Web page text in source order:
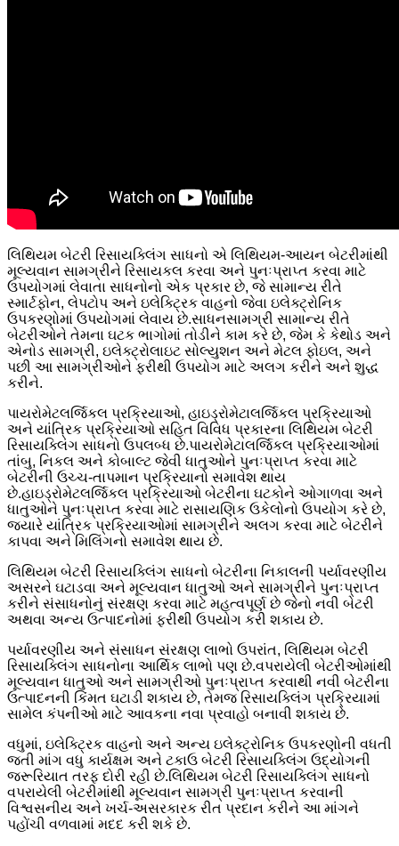
લિથિયમ બેટરી રિસાયક્લિંગ સાધનો એ લિથિયમ-આયન બેટરીમાંથી
મૂલ્યવાન સામગ્રીને રિસાયકલ કરવા અને પુનઃપ્રાપ્ત કરવા માટે
ઉપયોગમાં લેવાતા સાધનોનો એક પ્રકાર છે, જે સામાન્ય રીતે
સ્માર્ટફોન, લેપટોપ અને ઇલેક્ટ્રિક વાહનો જેવા ઇલેક્ટ્રોનિક
ઉપકરણોમાં ઉપયોગમાં લેવાય છે.સાધનસામગ્રી સામાન્ય રીતે
બેટરીઓને તેમના ઘટક ભાગોમાં તોડીને કામ કરે છે, જેમ કે કેથોડ અને
એનોડ સામગ્રી, ઇલેક્ટ્રોલાઇટ સોલ્યુશન અને મેટલ ફોઇલ, અને
પછી આ સામગ્રીઓને ફરીથી ઉપયોગ માટે અલગ કરીને અને શુદ્ધ
કરીને.
પાયરોમેટલર્જિકલ પ્રક્રિયાઓ, હાઇડ્રોમેટાલર્જિકલ પ્રક્રિયાઓ
અને યાંત્રિક પ્રક્રિયાઓ સહિત વિવિધ પ્રકારના લિથિયમ બેટરી
રિસાયક્લિંગ સાધનો ઉપલબ્ધ છે.પાયરોમેટાલર્જિકલ પ્રક્રિયાઓમાં
તાંબુ, નિકલ અને કોબાલ્ટ જેવી ધાતુઓને પુનઃપ્રાપ્ત કરવા માટે
બેટરીની ઉચ્ચ-તાપમાન પ્રક્રિયાનો સમાવેશ થાય
છે.હાઇડ્રોમેટલર્જિકલ પ્રક્રિયાઓ બેટરીના ઘટકોને ઓગાળવા અને
ધાતુઓને પુનઃપ્રાપ્ત કરવા માટે રાસાયણિક ઉકેલોનો ઉપયોગ કરે છે,
જ્યારે યાંત્રિક પ્રક્રિયાઓમાં સામગ્રીને અલગ કરવા માટે બેટરીને
કાપવા અને મિલિંગનો સમાવેશ થાય છે.
લિથિયમ બેટરી રિસાયક્લિંગ સાધનો બેટરીના નિકાલની પર્યાવરણીય
અસરને ઘટાડવા અને મૂલ્યવાન ધાતુઓ અને સામગ્રીને પુનઃપ્રાપ્ત
કરીને સંસાધનોનું સંરક્ષણ કરવા માટે મહત્વપૂર્ણ છે જેનો નવી બેટરી
અથવા અન્ય ઉત્પાદનોમાં ફરીથી ઉપયોગ કરી શકાય છે.
પર્યાવરણીય અને સંસાધન સંરક્ષણ લાભો ઉપરાંત, લિથિયમ બેટરી
રિસાયક્લિંગ સાધનોના આર્થિક લાભો પણ છે.વપરાયેલી બેટરીઓમાંથી
મૂલ્યવાન ધાતુઓ અને સામગ્રીઓ પુનઃપ્રાપ્ત કરવાથી નવી બેટરીના
ઉત્પાદનની કિંમત ઘટાડી શકાય છે, તેમજ રિસાયક્લિંગ પ્રક્રિયામાં
સામેલ કંપનીઓ માટે આવકના નવા પ્રવાહો બનાવી શકાય છે.
વધુમાં, ઇલેક્ટ્રિક વાહનો અને અન્ય ઇલેક્ટ્રોનિક ઉપકરણોની વધતી
જતી માંગ વધુ કાર્યક્ષમ અને ટકાઉ બેટરી રિસાયક્લિંગ ઉદ્યોગની
જરૂરિયાત તરફ દોરી રહી છે.લિથિયમ બેટરી રિસાયક્લિંગ સાધનો
વપરાયેલી બેટરીમાંથી મૂલ્યવાન સામગ્રી પુનઃપ્રાપ્ત કરવાની
વિશ્વસનીય અને ખર્ચ-અસરકારક રીત પ્રદાન કરીને આ માંગને
પહોંચી વળવામાં મદદ કરી શકે છે.